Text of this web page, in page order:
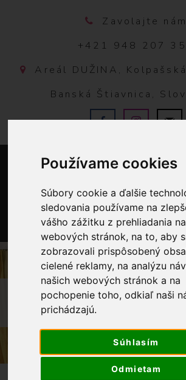
Používame cookies
Súbory cookie a ďalšie
sledovania používame na
vášho zážitku z prehliadania
webových stránok, na to, aby
zobrazovali prispôsobený
cielené reklamy, na analýzu
našich webových stránok a na
pochopenie toho, odkiaľ naši
prichádzajú.
Súhlasím
Odmietam
Zavolajte nám
+421 948 207
Areál DUŽINA,
Banská Štiavnica,
3
6
m
OBCHOD GALANTÉRIA
SATÉNOVÉ STUHY